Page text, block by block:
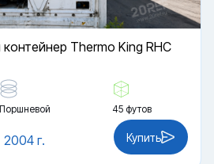
Thermo King RHC
Поршневой 45 футов
2004 г. Купить